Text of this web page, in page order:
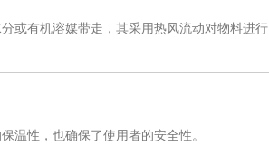
或有机溶媒带走，其采用热风流动对物料进行
温性，也确保了使用者的安全性。